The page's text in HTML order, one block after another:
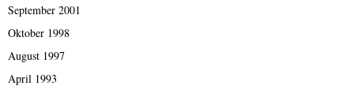
September 2001
Oktober 1998
August 1997
April 1993